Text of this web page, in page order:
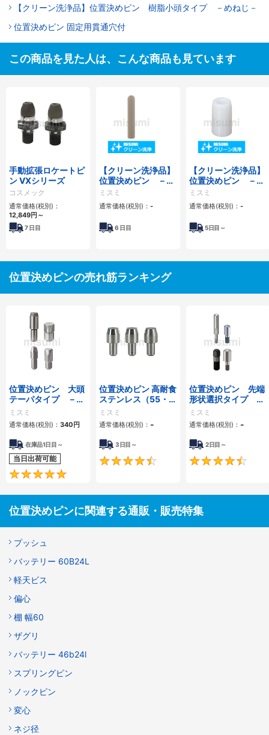
【クリーン洗浄品】位置決めピン 樹脂小頭タイプ －めねじ－
位置決めピン 固定用貫通穴付
この商品を見た人は、こんな商品も見ています
手動拡張ロケートピ
ン VXシリーズ
コスメック
通常価格(税別)：
12,849円 ～
7日目
【クリーン洗浄品】
位置決めピン －樹
脂小径タイプー
ミスミ
通常価格(税別)： -
6 日目
【クリーン洗浄品】
位置決めピン －樹
脂ボルト止めタイプ
ー
ミスミ
通常価格(税別)： -
5日目～
位置決めピンの売れ筋ランキング
位置決めピン 大頭
テーパタイプ －圧
入－
ミスミ
通常価格(税別)： 340 円
在庫品1日目～
当日出荷可能
位置決めピン 高耐食
ステンレス（55・
35HRC
～/SUS316L）大頭
テーパ 圧入
ミスミ
通常価格(税別)： -
3日目～
4.7
位置決めピン 先端
形状選択タイプ －
おねじ－
ミスミ
通常価格(税別)： -
2日目～
位置決めピンに関連する通販・販売特集
プッシュ
バッテリー 60B24L
軽天ビス
偏心
棚 幅60
ザグリ
バッテリー 46b24l
スプリングピン
ノックピン
変心
ネジ径